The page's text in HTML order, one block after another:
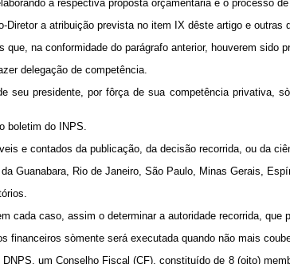
a respectiva proposta orçamentária e o processo
Diretor a atribuição prevista no item IX dêste artigo e outras
na conformidade do parágrafo anterior, houverem sido
delegação de competência.
seu presidente, por fôrça de sua competência privativa,
boletim do INPS.
e contados da publicação, da decisão recorrida, ou da
Guanabara, Rio de Janeiro, São Paulo, Minas Gerais,
cada caso, assim o determinar a autoridade recorrida, que
financeiros sòmente será executada quando não mais
um Conselho Fiscal (CF), constituído de 8 (oito)